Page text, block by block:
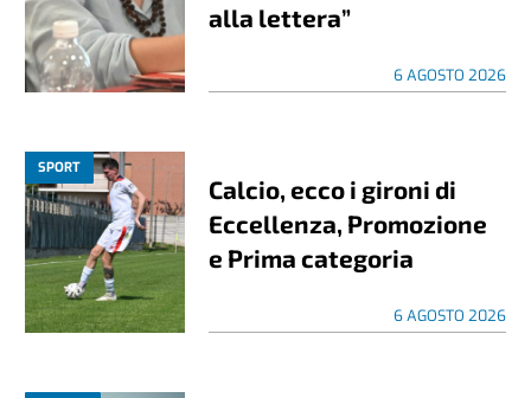
alla lettera”
6 AGOSTO 2026
SPORT
Calcio, ecco i gironi di
Eccellenza, Promozione
e Prima categoria
6 AGOSTO 2026